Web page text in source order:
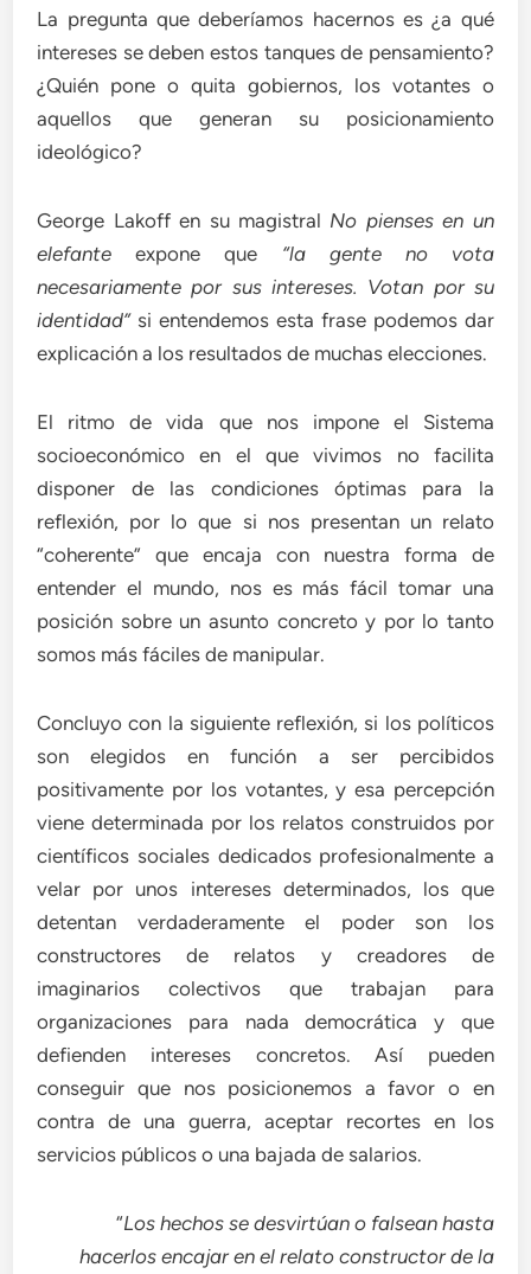
La pregunta que deberíamos hacernos es ¿a qué
intereses se deben estos tanques de pensamiento?
¿Quién pone o quita gobiernos, los votantes o
aquellos que generan su posicionamiento
ideológico?
George Lakoff en su magistral No pienses en un
elefante expone que “la gente no vota
necesariamente por sus intereses. Votan por su
identidad”si entendemos esta frase podemos dar
explicación a los resultados de muchas elecciones.
El ritmo de vida que nos impone el Sistema
socioeconómico en el que vivimos no facilita
disponer de las condiciones óptimas para la
reflexión, por lo que si nos presentan un relato
“coherente” que encaja con nuestra forma de
entender el mundo, nos es más fácil tomar una
posición sobre un asunto concreto y por lo tanto
somos más fáciles de manipular.
Concluyo con la siguiente reflexión, si los políticos
son elegidos en función a ser percibidos
positivamente por los votantes, y esa percepción
viene determinada por los relatos construidos por
científicos sociales dedicados profesionalmente a
velar por unos intereses determinados, los que
detentan verdaderamente el poder son los
constructores de relatos y creadores de
imaginarios colectivos que trabajan para
organizaciones para nada democrática y que
defienden intereses concretos. Así pueden
conseguir que nos posicionemos a favor o en
contra de una guerra, aceptar recortes en los
servicios públicos o una bajada de salarios.
“Los hechos se desvirtúan o falsean hasta
hacerlos encajar en el relato constructor de la